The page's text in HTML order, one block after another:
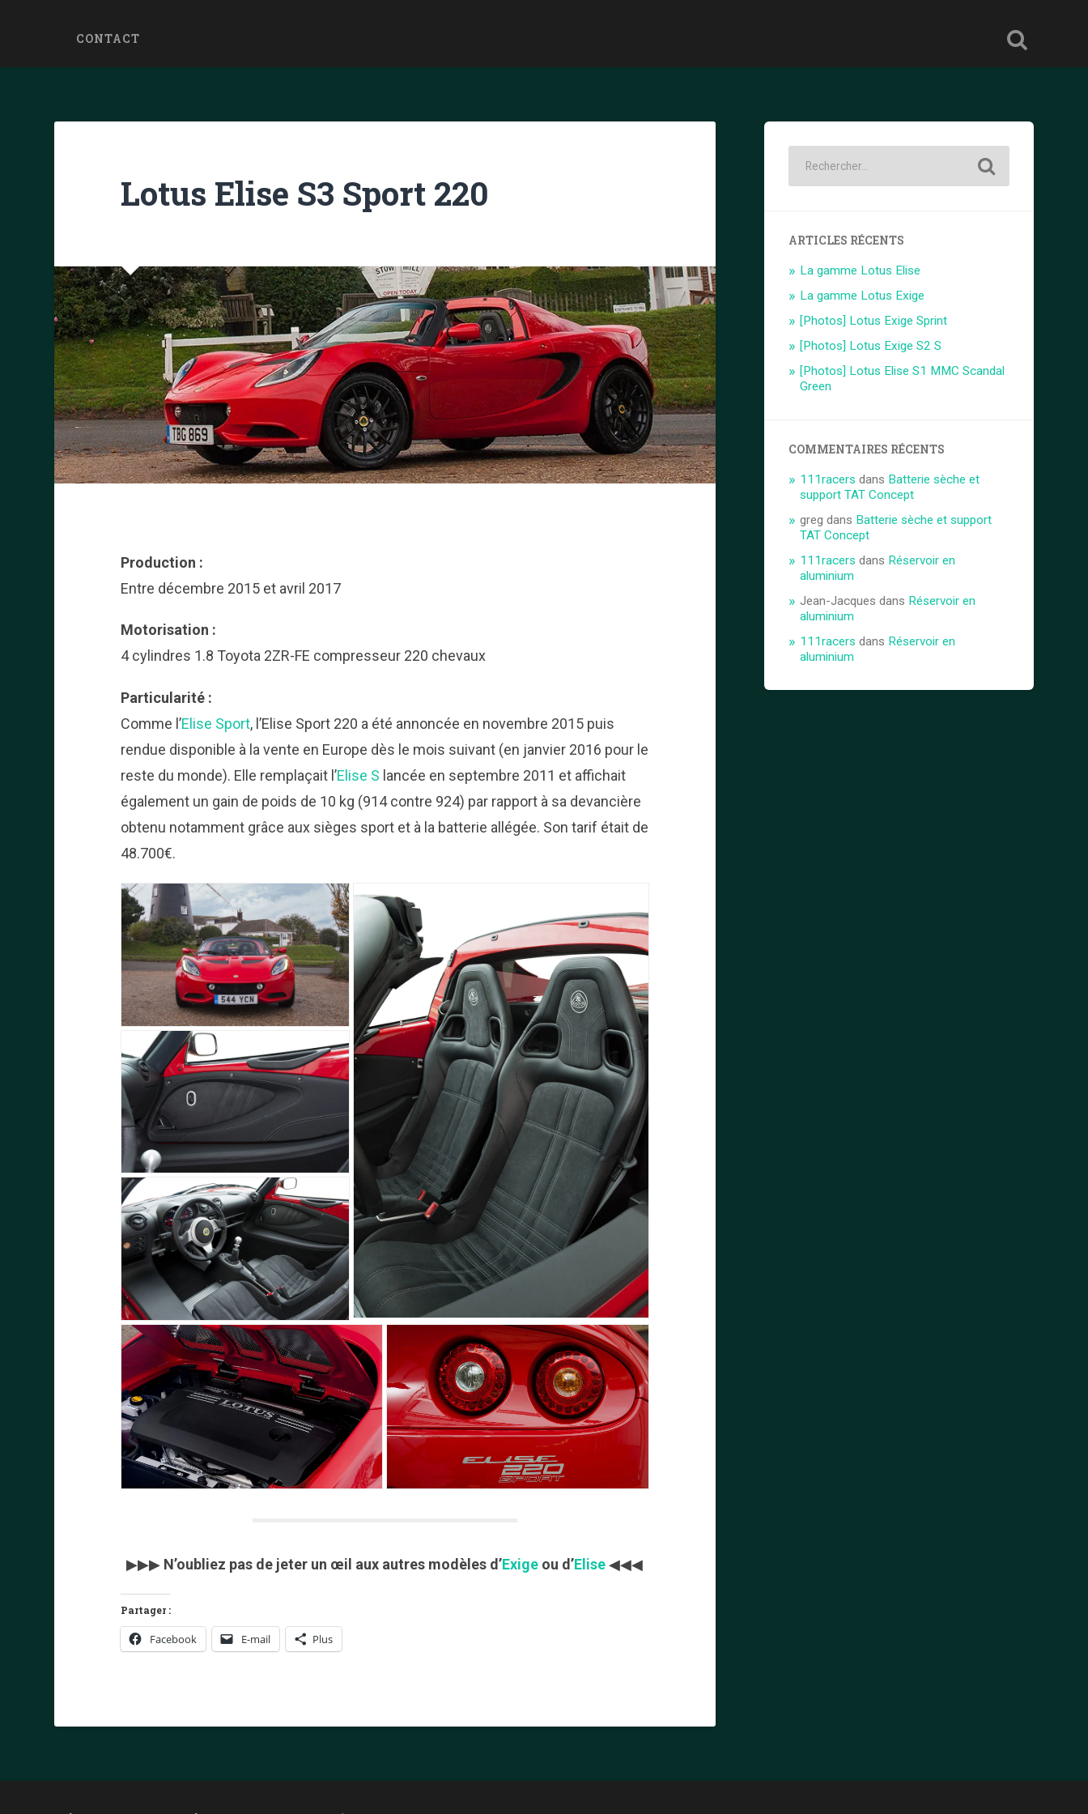
CONTACT
Lotus Elise S3 Sport 220
Production :
Entre décembre 2015 et avril 2017
Motorisation :
4 cylindres 1.8 Toyota 2ZR-FE compresseur 220 chevaux
Particularité :
Comme l’Elise Sport, l’Elise Sport 220 a été annoncée en novembre 2015 puis
rendue disponible à la vente en Europe dès le mois suivant (en janvier 2016 pour le
reste du monde). Elle remplaçait l’Elise S lancée en septembre 2011 et affichait
également un gain de poids de 10 kg (914 contre 924) par rapport à sa devancière
obtenu notamment grâce aux sièges sport et à la batterie allégée. Son tarif était de
48.700€.
▶▶▶ N’oubliez pas de jeter un œil aux autres modèles d’Exige ou d’Elise◀◀◀
Partager :
Facebook E-mail Plus
ARTICLES RÉCENTS
La gamme Lotus Elise
La gamme Lotus Exige
[Photos] Lotus Exige Sprint
[Photos] Lotus Exige S2 S
[Photos] Lotus Elise S1 MMC Scandal
Green
COMMENTAIRES RÉCENTS
111racers dans Batterie sèche et
support TAT Concept
greg dans Batterie sèche et support
TAT Concept
111racers dans Réservoir en
aluminium
Jean-Jacques dans Réservoir en
aluminium
111racers dans Réservoir en
aluminium